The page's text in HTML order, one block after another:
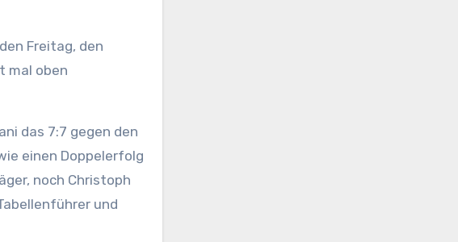
Freitag, den
mal oben
das 7:7 gegen den
einen Doppelerfolg
noch Christoph
und